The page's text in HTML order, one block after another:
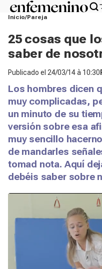
Inicio Pareja
25 cosas que
saber de
Publicado el 24/03/14 à 10:30
Los hombres dicen
muy complicadas,
un minuto de su
versión sobre esa
muy sencillo
de mandarles
tomad nota. Aquí
debéis saber sobre